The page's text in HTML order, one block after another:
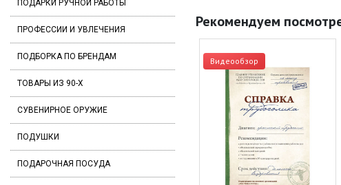
ПОДАРКИ РУЧНОЙ РАБОТЫ
ПРОФЕССИИ И УВЛЕЧЕНИЯ
ПОДБОРКА ПО БРЕНДАМ
ТОВАРЫ ИЗ 90-Х
СУВЕНИРНОЕ ОРУЖИЕ
ПОДУШКИ
ПОДАРОЧНАЯ ПОСУДА
Рекомендуем
Видеообзор